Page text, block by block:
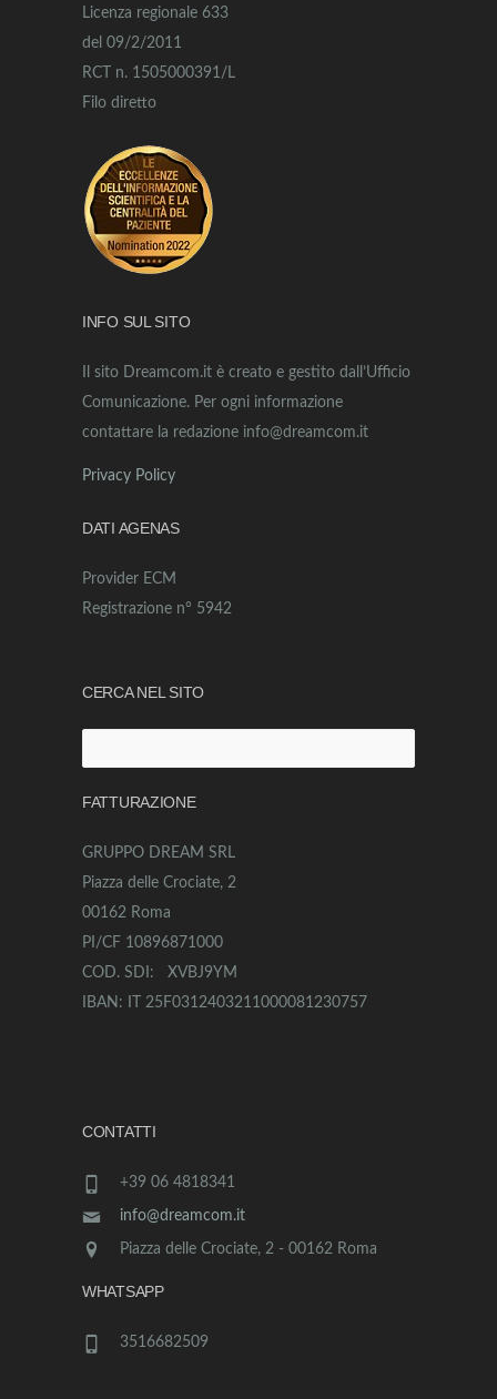
Licenza regionale 633
del 09/2/2011
RCT n. 1505000391/L
Filo diretto
INFO SUL SITO
Il sito Dreamcom.it è creato e gestito dall’Ufficio
Comunicazione. Per ogni informazione
contattare la redazione info@dreamcom.it
Privacy Policy
DATI AGENAS
Provider ECM
Registrazione n° 5942
CERCA NEL SITO
per:
FATTURAZIONE
GRUPPO DREAM SRL
Piazza delle Crociate, 2
00162 Roma
PI/CF 10896871000
COD. SDI: XVBJ9YM
IBAN: IT 25F0312403211000081230757
CONTATTI
+39 06 4818341
info@dreamcom.it
Piazza delle Crociate, 2 - 00162 Roma
WHATSAPP
3516682509